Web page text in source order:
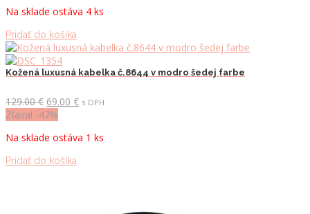
Na sklade ostáva 4 ks
Pridať do košíka
Kožená luxusná kabelka č.8644 v modro šedej farbe
129.00€ Pôvodná
cena
129.00 €.
69.00 €Aktuálna
69.00 €.
s DPH
Zľava! -47%
Na sklade ostáva 1 ks
Pridať do košíka